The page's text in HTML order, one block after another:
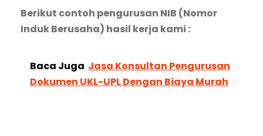
Berikut contoh pengurusan NIB (Nomor
Induk Berusaha) hasil kerja kami :
Baca Juga Jasa Konsultan Pengurusan
Dokumen UKL-UPL Dengan Biaya Murah